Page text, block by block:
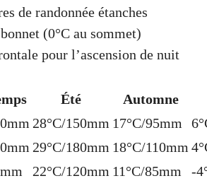
de randonnée étanches
(0°C au sommet)
pour l’ascension de nuit
Été
Automne
28°C/150mm 17°C/95mm
29°C/180mm 18°C/110mm
22°C/120mm 11°C/85mm
-